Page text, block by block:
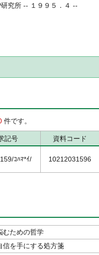
究所 -- １９９５．４ --
件です。
記号 資料コード
ｺﾊﾏ*ｲ/ 10212031596
むための哲学
信を手にする処方箋